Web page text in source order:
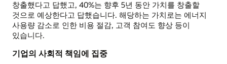
창출했다고 답했고, 40%는 향후 5년 동안 가치를 창출할
것으로 예상한다고 답했습니다. 해당하는 가치로는 에너지
사용량 감소로 인한 비용 절감, 고객 참여도 향상 등이
있습니다.
기업의 사회적 책임에 집중